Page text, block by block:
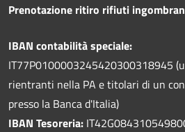
Prenotazione ritiro rifiuti
IBAN contabilità speciale:
IT77P0100003245420300318945
rientranti nella PA e titolari di un
presso la Banca d'Italia)
IBAN Tesoreria: